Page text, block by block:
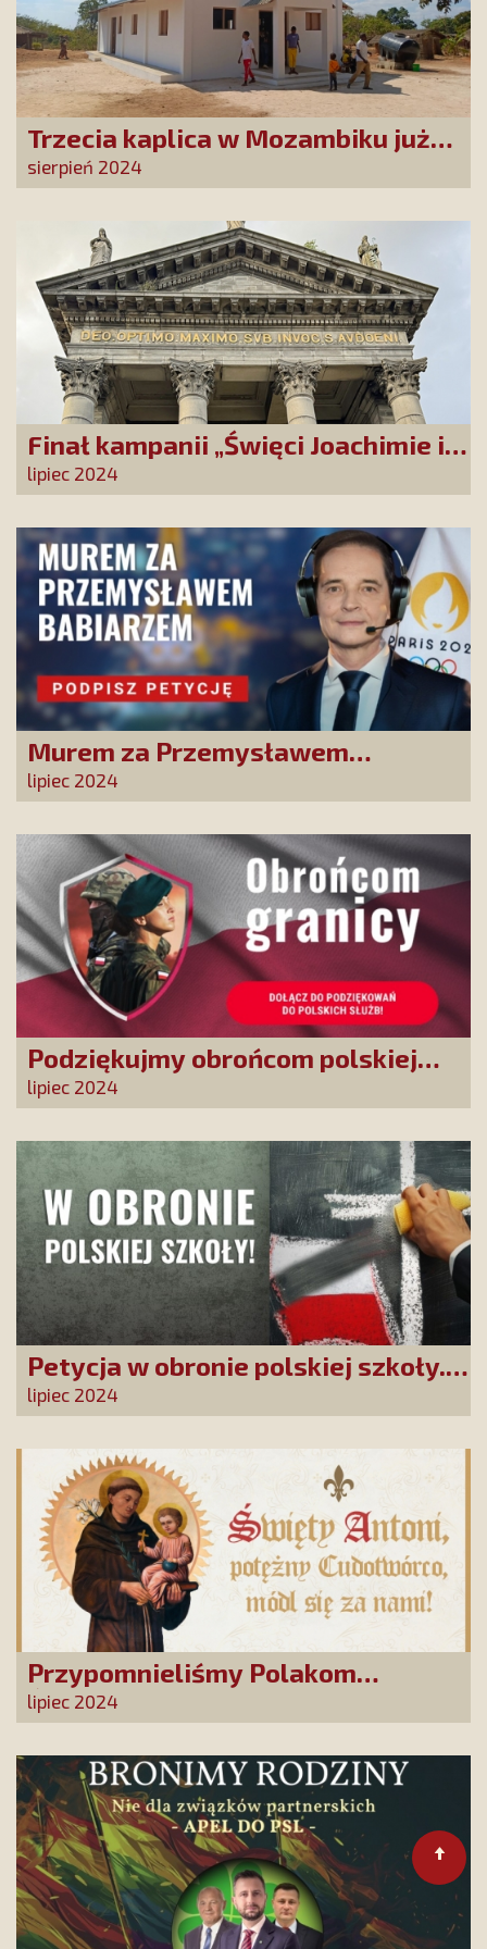
Trzecia kaplica w Mozambiku już
służy lokalnej społeczności
sierpień 2024
Finał kampanii „Święci Joachimie i
Anno, módlcie się za nami!”
lipiec 2024
Murem za Przemysławem
Babiarzem - akcja petycyjna do
władz TVP
lipiec 2024
Podziękujmy obrońcom polskiej
granicy
lipiec 2024
Petycja w obronie polskiej szkoły.
Zatrzymajmy upadek edukacji!
lipiec 2024
Przypomnieliśmy Polakom
Świętego Antoniego!
lipiec 2024